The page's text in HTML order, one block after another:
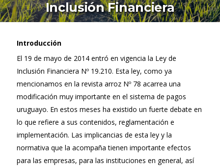
Inclusión Financiera
Introducción
El 19 de mayo de 2014 entró en vigencia la Ley de
Inclusión Financiera Nº 19.210. Esta ley, como ya
mencionamos en la revista arroz Nº 78 acarrea una
modificación muy importante en el sistema de pagos
uruguayo. En estos meses ha existido un fuerte debate en
lo que refiere a sus contenidos, reglamentación e
implementación. Las implicancias de esta ley y la
normativa que la acompaña tienen importante efectos
para las empresas, para las instituciones en general, así